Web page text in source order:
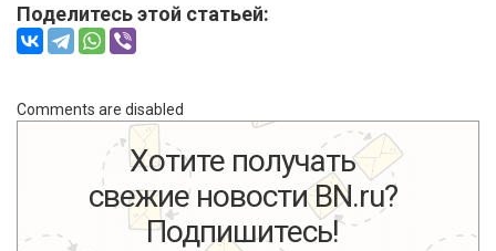
Поделитесь этой статьей:
Comments are disabled
Хотите получать
свежие новости BN.ru?
Подпишитесь!